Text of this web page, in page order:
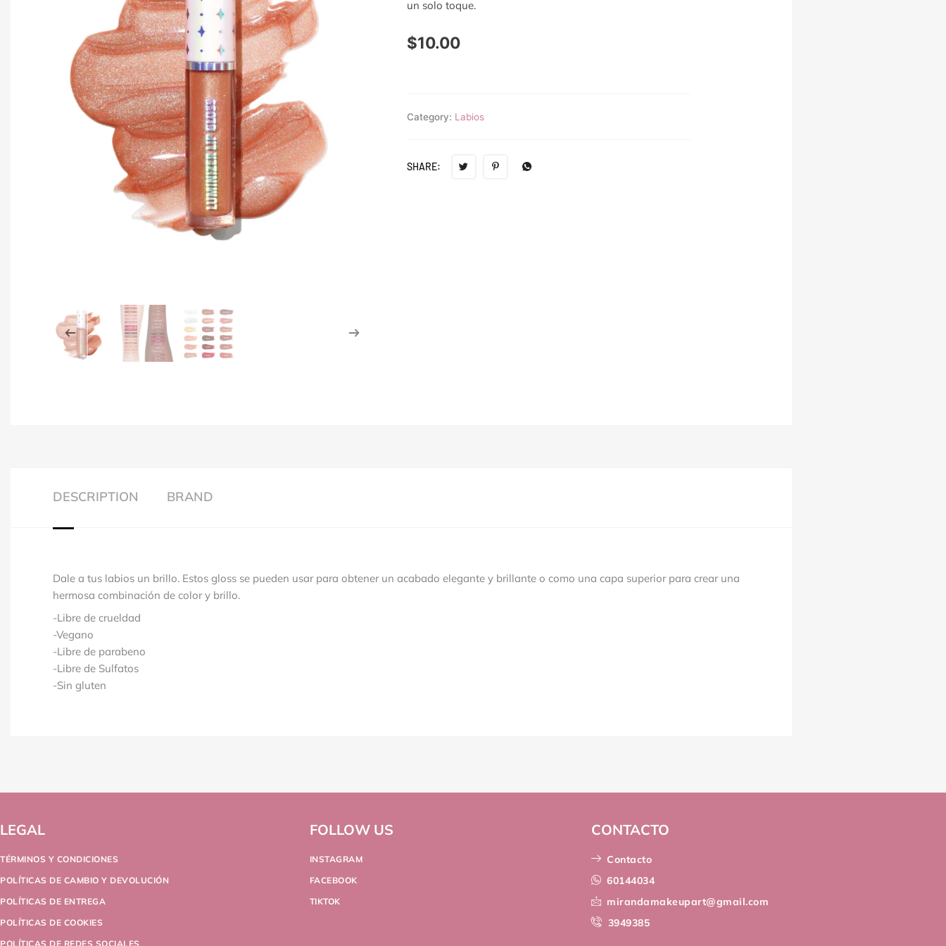
un solo toque.
$10.00
Category: Labios
SHARE:
DESCRIPTION BRAND
Dale a tus labios un brillo. Estos gloss se pueden usar para obtener un acabado elegante y brillante o como una capa superior para crear una
hermosa combinación de color y brillo.
-Libre de crueldad
-Vegano
-Libre de parabeno
-Libre de Sulfatos
-Sin gluten
LEGAL
TÉRMINOS Y CONDICIONES
POLÍTICAS DE CAMBIO Y DEVOLUCIÓN
POLÍTICAS DE ENTREGA
POLÍTICAS DE COOKIES
POLÍTICAS DE REDES SOCIALES
FOLLOW US
INSTAGRAM
FACEBOOK
TIKTOK
CONTACTO
Contacto
60144034
mirandamakeupart@gmail.com
3949385